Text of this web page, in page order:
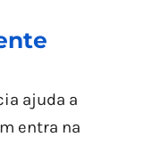
ajuda a
entra na